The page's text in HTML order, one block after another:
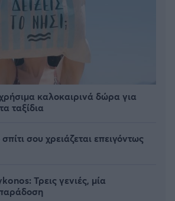
καλοκαιρινά δώρα για
ταξίδια
σου χρειάζεται επειγόντως
Τρεις γενιές, μία